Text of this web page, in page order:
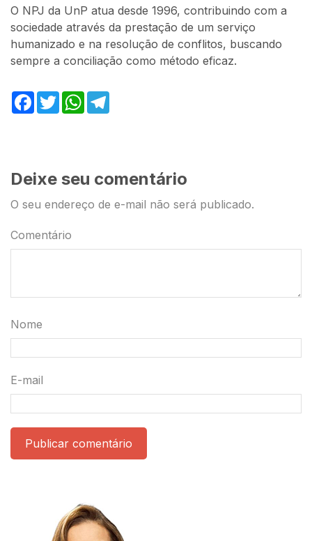
O NPJ da UnP atua desde 1996, contribuindo com a
sociedade através da prestação de um serviço
humanizado e na resolução de conflitos, buscando
sempre a conciliação como método eficaz.
Facebook
Twitter WhatsApp
Deixe seu comentário
O seu endereço de e-mail não será publicado.
Comentário
Nome
E-mail
Publicar comentário